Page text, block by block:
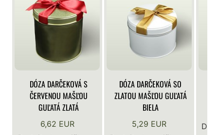
DÓZA DARČEKOVÁ S
ČERVENOU MAŠĽOU
GUĽATÁ ZLATÁ
6,62 EUR
DÓZA DARČEKOVÁ SO
ZLATOU MAŠĽOU GUĽATÁ
BIELA
5,29 EUR
Do